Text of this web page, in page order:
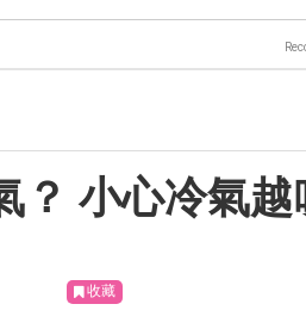
？ 小心冷氣越
收藏